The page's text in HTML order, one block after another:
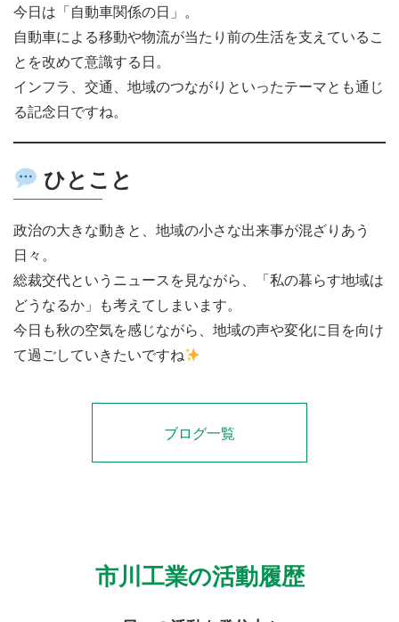
今日は「自動車関係の日」。
自動車による移動や物流が当たり前の生活を支えているこ
とを改めて意識する日。
インフラ、交通、地域のつながりといったテーマとも通じ
る記念日ですね。
ひとこと
政治の大きな動きと、地域の小さな出来事が混ざりあう
日々。
総裁交代というニュースを見ながら、「私の暮らす地域は
どうなるか」も考えてしまいます。
今日も秋の空気を感じながら、地域の声や変化に目を向け
て過ごしていきたいですね
ブログ一覧
市川工業の活動履歴